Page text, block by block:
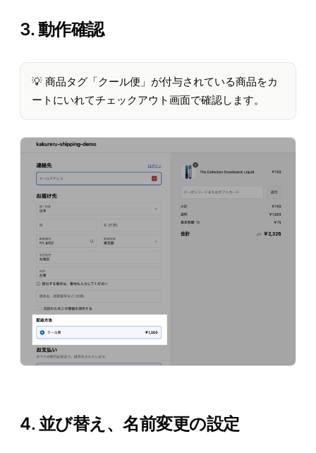
3. 動作確認
💡 商品タグ「クール便」が付与されている商品をカ
ートにいれてチェックアウト画面で確認します。
4. 並び替え、名前変更の設定